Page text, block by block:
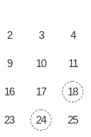
2 3 4
9 10 11
16 17 18
23 24 25